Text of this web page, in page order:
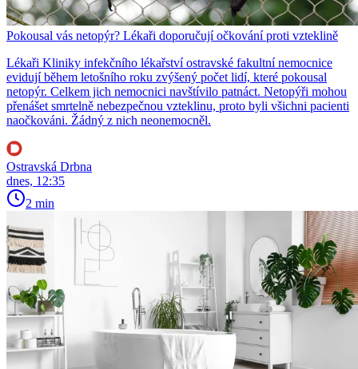
Pokousal vás netopýr? Lékaři doporučují očkování proti vzteklině
Lékaři Kliniky infekčního lékařství ostravské fakultní nemocnice
evidují během letošního roku zvýšený počet lidí, které pokousal
netopýr. Celkem jich nemocnici navštívilo patnáct. Netopýři mohou
přenášet smrtelně nebezpečnou vzteklinu, proto byli všichni pacienti
naočkováni. Žádný z nich neonemocněl.
Ostravská Drbna
dnes, 12:35
2 min